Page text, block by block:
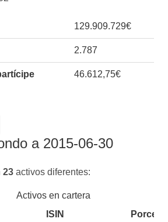
129.909.729€
2.787
46.612,75€
a 2015-06-30
23 activos diferentes:
Activos en cartera
ISIN